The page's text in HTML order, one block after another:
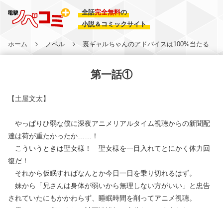
全話完全無料の
小説＆コミックサイト
ホーム ノベル 裏ギャルちゃんのアドバイスは100%当たる
第一話①
【土屋文太】
やっぱりひ弱な僕に深夜アニメリアルタイム視聴からの新聞配
達は荷が重たかったか……！
こういうときは聖女様！ 聖女様を一目入れてとにかく体力回
復だ！
それから仮眠すればなんとか今日一日を乗り切れるはず。
妹から「兄さんは身体が弱いから無理しない方がいい」と忠告
されていたにもかかわらず、睡眠時間を削ってアニメ視聴。